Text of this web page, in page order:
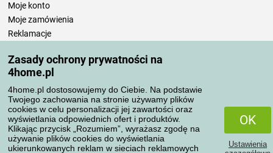
Zasady ochrony prywatności na
4home.pl
4home.pl dostosowujemy do Ciebie. Na podstawie
Twojego zachowania na stronie używamy plików
cookies w celu personalizacji jej zawartości oraz
wyświetlania odpowiednich ofert i produktów.
Klikając przycisk „Rozumiem”, wyrażasz zgodę na
używanie plików cookies do wyświetlania
ukierunkowanych reklam w sieciach reklamowych
OK
Ustawienia
Moje konto
Moje zamówienia
Reklamacje
Zasady przetwarzania recenzji
Sposoby transportu
Metody płatności